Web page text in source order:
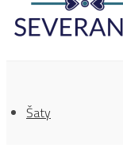
Šaty